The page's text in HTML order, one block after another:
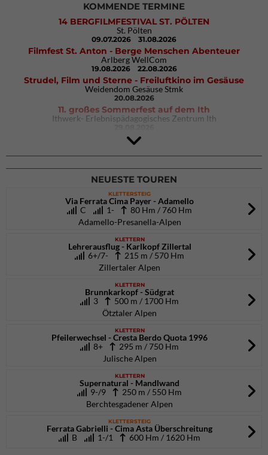
KOMMENDE TERMINE
14 BERGFILMFESTIVAL ST. PÖLTEN
St. Pölten
09.07.2026 31.08.2026
Filmfest St. Anton - Berge Menschen Abenteuer
Arlberg WellCom
19.08.2026 22.08.2026
Strudel, Film und Sterne - Freiluftkino im Gesäuse
Weidendom Gesäuse Stmk
20.08.2026
11. großes Sommerfest auf dem Ith
Ithwerk- Erlebnispädagogisches Zentrum Ith
4Blocs KIDS 2026
DAV Kletter- & Boulderzentrum München Süd (Thalkirchen)
26.09.2026
NEUESTE TOUREN
KLETTERSTEIG
Via Ferrata Cima Payer - Adamello
C
1-
80 Hm / 760 Hm
Adamello-Presanella-Alpen
KLETTERN
Lehrerausflug - Karlkopf Zillertal
6+/7-
215 m / 570 Hm
Zillertaler Alpen
KLETTERN
Brunnkarkopf - Südgrat
3
500 m / 1700 Hm
Ötztaler Alpen
KLETTERN
Pfeilerwechsel - Cresta Berdo Quota 1996
8+
295 m / 750 Hm
Julische Alpen
KLETTERN
Supernatural - Mandlwand
9-/9
250 m / 550 Hm
Berchtesgadener Alpen
KLETTERSTEIG
Ferrata Gabrielli - Cima Asta Überschreitung
B
1-/1 600 Hm / 1620 Hm